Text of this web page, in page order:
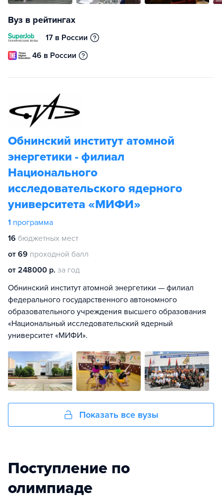
Вуз в рейтингах
17 в России
46 в России
Обнинский институт атомной
энергетики - филиал
Национального
исследовательского ядерного
университета «МИФИ»
1 программа
16 бюджетных мест
от 69 проходной балл
от 248000 р. за год
Обнинский институт атомной энергетики — филиал
федерального государственного автономного
образовательного учреждения высшего образования
«Национальный исследовательский ядерный
университет «МИФИ».
Показать все вузы
Поступление по
олимпиаде